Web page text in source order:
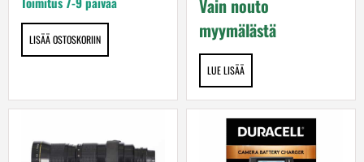
LISÄÄ OSTOSKORIIN
Vain nouto
myymälästä
LUE LISÄÄ